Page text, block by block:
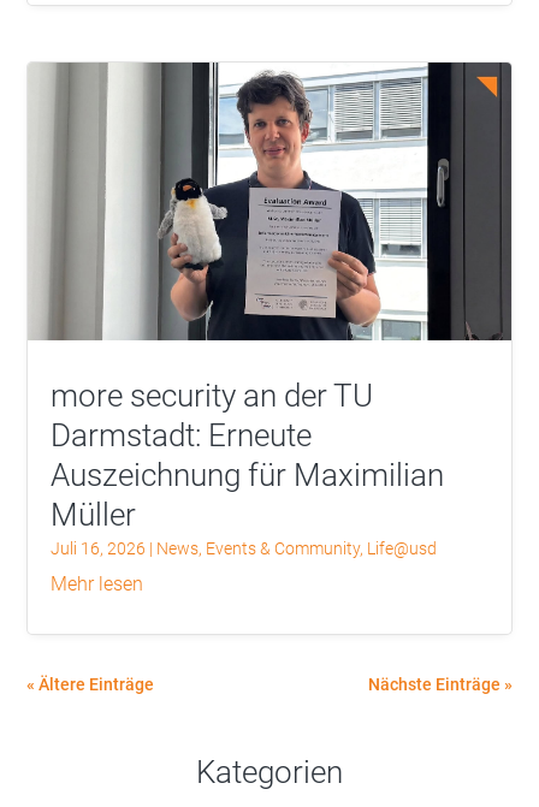
more security an der TU
Darmstadt: Erneute
Auszeichnung für Maximilian
Müller
Juli 16, 2026 | News, Events & Community, Life@usd
mehr lesen
« Ältere Einträge Nächste Einträge »
Kategorien